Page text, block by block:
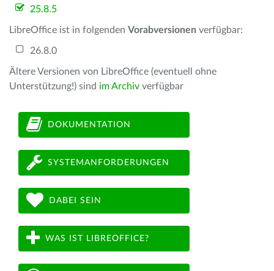
25.8.5
LibreOffice ist in folgenden Vorabversionen verfügbar:
26.8.0
Ältere Versionen von LibreOffice (eventuell ohne
Unterstützung!) sind im Archiv verfügbar
DOKUMENTATION
SYSTEMANFORDERUNGEN
DABEI SEIN
WAS IST LIBREOFFICE?